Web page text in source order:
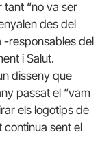
tant “no va ser
des del
-responsables del
i Salut.
disseny que
passat el “vam
els logotips de
continua sent el